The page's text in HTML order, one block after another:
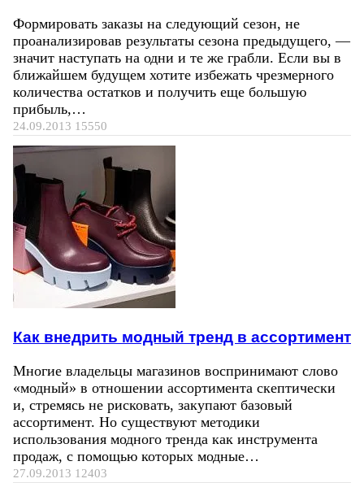
Формировать заказы на следующий сезон, не
проанализировав результаты сезона предыдущего, —
значит наступать на одни и те же грабли. Если вы в
ближайшем будущем хотите избежать чрезмерного
количества остатков и получить еще большую
прибыль,…
24.09.2013 15550
Как внедрить модный тренд в ассортимент
Многие владельцы магазинов воспринимают слово
«модный» в отношении ассортимента скептически
и, стремясь не рисковать, закупают базовый
ассортимент. Но существуют методики
использования модного тренда как инструмента
продаж, с помощью которых модные…
27.09.2013 12403